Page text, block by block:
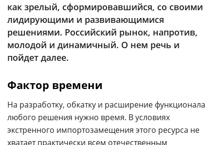
Техника
ТВ
Реклама
Вакансии
Контакты
Telegram
VK
Rutube
как зрелый, сформировавшийся, со своими
лидирующими и развивающимися
решениями. Российский рынок, напротив,
молодой и динамичный. О нем речь и
пойдет далее.
Фактор времени
На разработку, обкатку и расширение функционала
любого решения нужно время. В условиях
экстренного импортозамещения этого ресурса не
хватает практически всем отечественным